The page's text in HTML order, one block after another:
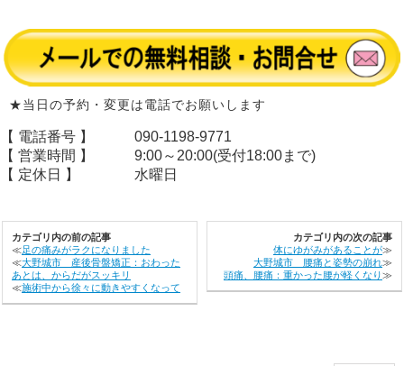
★当日の予約・変更は電話でお願いします
【 電話番号 】
090-1198-9771
【 営業時間 】
9:00～20:00(受付18:00まで)
【 定休日 】
水曜日
カテゴリ内の前の記事
≪足の痛みがラクになりました
≪大野城市 産後骨盤矯正：おわった
あとは、からだがスッキリ
≪施術中から徐々に動きやすくなって
カテゴリ内の次の記事
体にゆがみがあることが≫
大野城市 腰痛と姿勢の崩れ≫
頭痛、腰痛：重かった腰が軽くなり≫